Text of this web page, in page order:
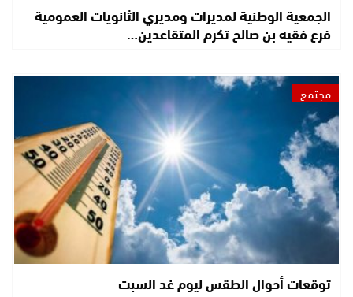
الجمعية الوطنية لمديرات ومديري الثانويات العمومية
فرع فقيه بن صالح تكرم المتقاعدين…
مجتمع
توقعات أحوال الطقس ليوم غد السبت